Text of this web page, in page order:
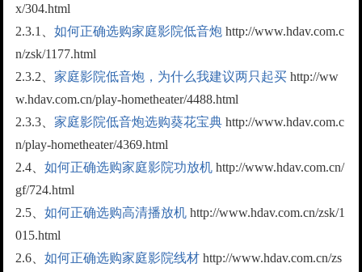
x/304.html
2.3.1、如何正确选购家庭影院低音炮 http://www.hdav.com.c
n/zsk/1177.html
2.3.2、家庭影院低音炮，为什么我建议两只起买 http://ww
w.hdav.com.cn/play-hometheater/4488.html
2.3.3、家庭影院低音炮选购葵花宝典 http://www.hdav.com.c
n/play-hometheater/4369.html
2.4、如何正确选购家庭影院功放机 http://www.hdav.com.cn/
gf/724.html
2.5、如何正确选购高清播放机 http://www.hdav.com.cn/zsk/1
015.html
2.6、如何正确选购家庭影院线材 http://www.hdav.com.cn/zs